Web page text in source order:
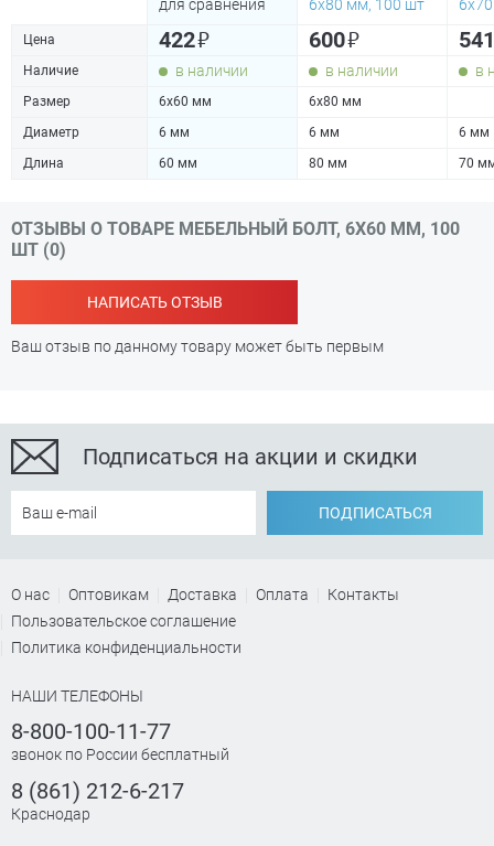
для сравнения
6х80 мм, 100 шт
Цена 422₽ 600₽
Наличие в наличии в наличии в
Размер 6х60 мм
6х80 мм
Диаметр
6 мм 6 мм
6 мм
Длина
60 мм 80 мм 70
ОТЗЫВЫ О ТОВАРЕ МЕБЕЛЬНЫЙ БОЛТ, 6Х60 ММ, 100
ШТ (0)
НАПИСАТЬ ОТЗЫВ
Ваш отзыв по данному товару может быть первым
Подписаться на акции и скидки
ПОДПИСАТЬСЯ
О нас Оптовикам Доставка Оплата
Контакты
Пользовательское соглашение
Политика конфиденциальности
НАШИ ТЕЛЕФОНЫ
8-800-100-11-77
звонок по России бесплатный
8 (861) 212-6-217
Краснодар